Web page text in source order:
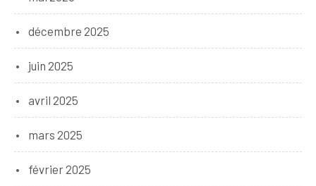
décembre 2025
juin 2025
avril 2025
mars 2025
février 2025